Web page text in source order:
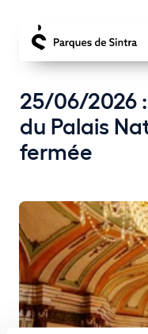
25/06/2026
du Palais
fermée